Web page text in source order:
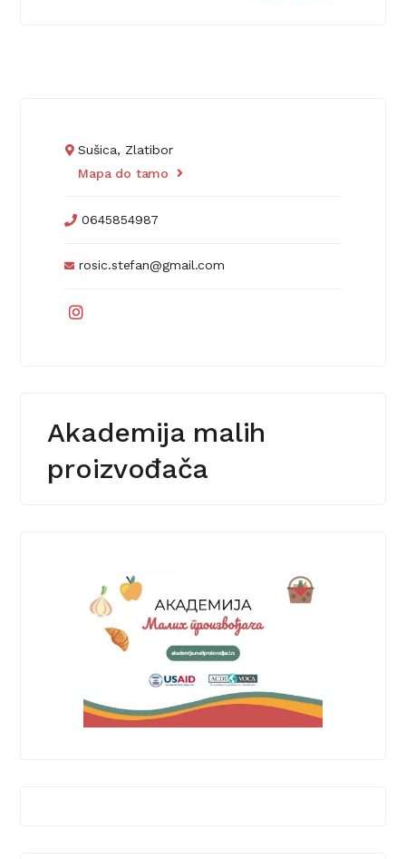
Sušica, Zlatibor
Mapa do tamo
0645854987
rosic.stefan@gmail.com
Akademija malih
proizvođača